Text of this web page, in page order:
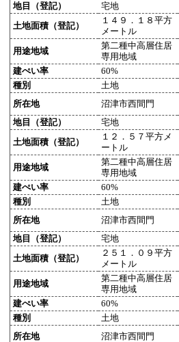
地目（登記）
宅地
土地面積（登記）
１４９．１８平方
メートル
用途地域
第二種中高層住居
専用地域
建ぺい率 60%
種別
土地
所在地
沼津市西間門
地目（登記）
宅地
土地面積（登記）
１２．５７平方メ
ートル
用途地域
第二種中高層住居
専用地域
建ぺい率 60%
種別
土地
所在地
沼津市西間門
地目（登記）
宅地
土地面積（登記）
２５１．０９平方
メートル
用途地域
第二種中高層住居
専用地域
建ぺい率 60%
種別
土地
所在地
沼津市西間門